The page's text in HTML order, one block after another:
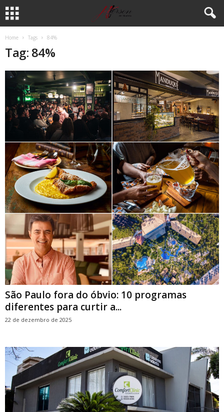
Home Tags 84%
Tag: 84%
São Paulo fora do óbvio: 10 programas
diferentes para curtir a...
22 de dezembro de 2025